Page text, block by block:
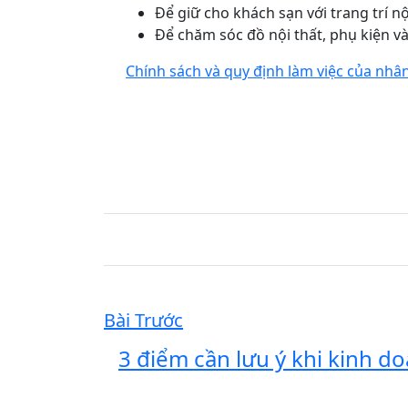
Để giữ cho khách sạn với trang trí
Để chăm sóc đồ nội thất, phụ kiện
Chính sách và quy định làm việc của
Bài Trước
3 điểm cần lưu ý khi kinh